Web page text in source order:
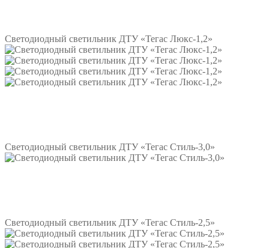
Светодиодный светильник ДТУ «Тегас Люкс-1,2»
Светодиодный светильник ДТУ «Тегас Стиль-3,0»
Светодиодный светильник ДТУ «Тегас Стиль-2,5»